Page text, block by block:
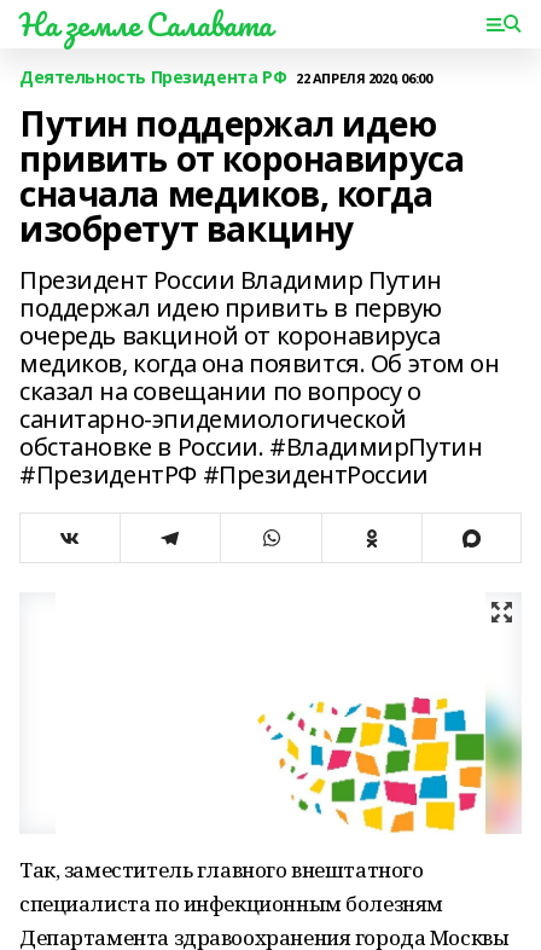
На земле Салавата
Деятельность Президента РФ 22 АПРЕЛЯ 2020, 06:00
Путин поддержал идею
привить от коронавируса
сначала медиков, когда
изобретут вакцину
Президент России Владимир Путин
поддержал идею привить в первую
очередь вакциной от коронавируса
медиков, когда она появится. Об этом он
сказал на совещании по вопросу о
санитарно-эпидемиологической
обстановке в России. #ВладимирПутин
#ПрезидентРФ #ПрезидентРоссии
Так, заместитель главного внештатного
специалиста по инфекционным болезням
Департамента здравоохранения города Москвы